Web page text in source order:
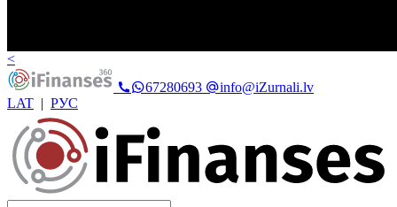
<
67280693
info@iZurnali.lv
LAT | РУС